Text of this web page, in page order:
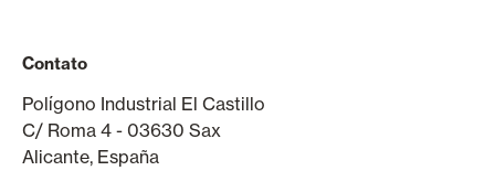
Contato
Polígono Industrial El Castillo
C/ Roma 4 - 03630 Sax
Alicante, España